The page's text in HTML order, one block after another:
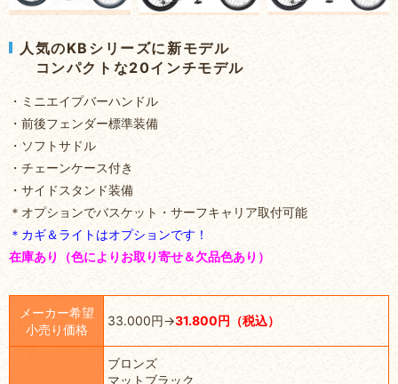
人気のKBシリーズに新モデル
コンパクトな20インチモデル
・ミニエイプバーハンドル
・前後フェンダー標準装備
・ソフトサドル
・チェーンケース付き
・サイドスタンド装備
＊オプションでバスケット・サーフキャリア取付可能
＊カギ＆ライトはオプションです！
在庫あり（色によりお取り寄せ＆欠品色あり）
メーカー希望
小売り価格
33.000円→31.800円（税込）
ブロンズ
マットブラック